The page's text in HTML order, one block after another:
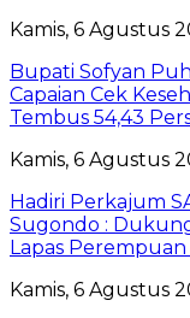
Kamis, 6 Agustus
Bupati Sofyan
Capaian Cek
Tembus 54,43
Kamis, 6 Agustus
Hadiri Perkajum
Sugondo :
Lapas
Kamis, 6 Agustus